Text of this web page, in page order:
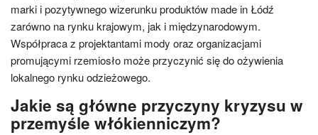
marki i pozytywnego wizerunku produktów made in Łódź
zarówno na rynku krajowym, jak i międzynarodowym.
Współpraca z projektantami mody oraz organizacjami
promującymi rzemiosło może przyczynić się do ożywienia
lokalnego rynku odzieżowego.
Jakie są główne przyczyny kryzysu w
przemyśle włókienniczym?